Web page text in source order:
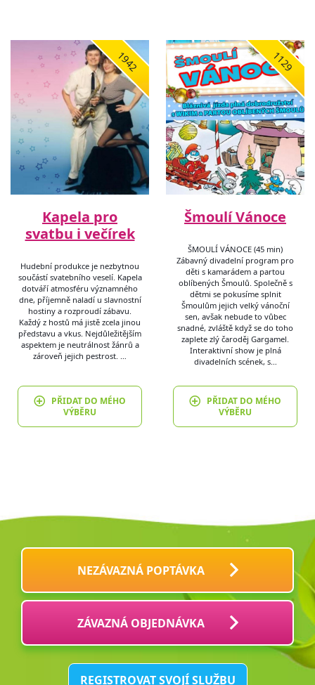
1942
Kapela pro
svatbu i večírek
Hudební produkce je nezbytnou
součástí svatebního veselí. Kapela
dotváří atmosféru významného
dne, příjemně naladí u slavnostní
hostiny a rozproudí zábavu.
Každý z hostů má jistě zcela jinou
představu a vkus. Nejdůležitějším
aspektem je neutrálnost žánrů a
zároveň jejich pestrost. …
PŘIDAT DO MÉHO
VÝBĚRU
1129
Šmoulí Vánoce
ŠMOULÍ VÁNOCE (45 min)
Zábavný divadelní program pro
děti s kamarádem a partou
oblíbených Šmoulů. Společně s
dětmi se pokusíme splnit
Šmoulům jejich velký vánoční
sen, avšak nebude to vůbec
snadné, zvláště když se do toho
zaplete zlý čaroděj Gargamel.
Interaktivní show je plná
divadelních scének, s…
PŘIDAT DO MÉHO
VÝBĚRU
NEZÁVAZNÁ POPTÁVKA
ZÁVAZNÁ OBJEDNÁVKA
REGISTROVAT SVOJÍ SLUŽBU